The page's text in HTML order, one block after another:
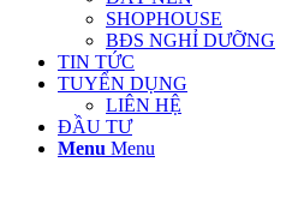
SHOPHOUSE
BĐS NGHỈ DƯỠNG
TIN TỨC
TUYỂN DỤNG
LIÊN HỆ
ĐẦU TƯ
Menu Menu